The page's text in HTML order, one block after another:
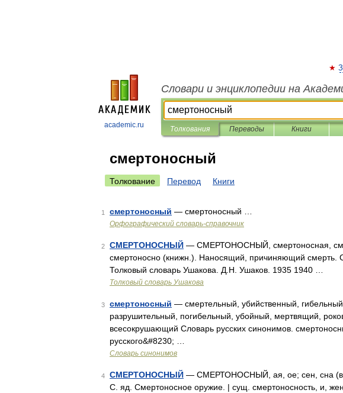
academic.ru
Словари и энциклопедии на
Толкования Переводы Книги
смертоносный
Толкование Перевод Книги
1 смертоносный — смертоносный …
Орфографический словарь-справочник
2 СМЕРТОНОСНЫЙ — СМЕРТОНОСНЫЙ, смертоносная,
смертоносно (книжн.). Наносящий, причиняющий смерть.
Толковый словарь Ушакова. Д.Н. Ушаков. 1935 1940 …
Толковый словарь Ушакова
3 смертоносный — смертельный, убийственный,
разрушительный, погибельный, убойный, мертвящий,
всесокрушающий Словарь русских синонимов.
русского&#8230; …
Словарь синонимов
4 СМЕРТОНОСНЫЙ — СМЕРТОНОСНЫЙ, ая, ое; сен, сна
С. яд. Смертоносное оружие. | сущ. смертоносность, и,